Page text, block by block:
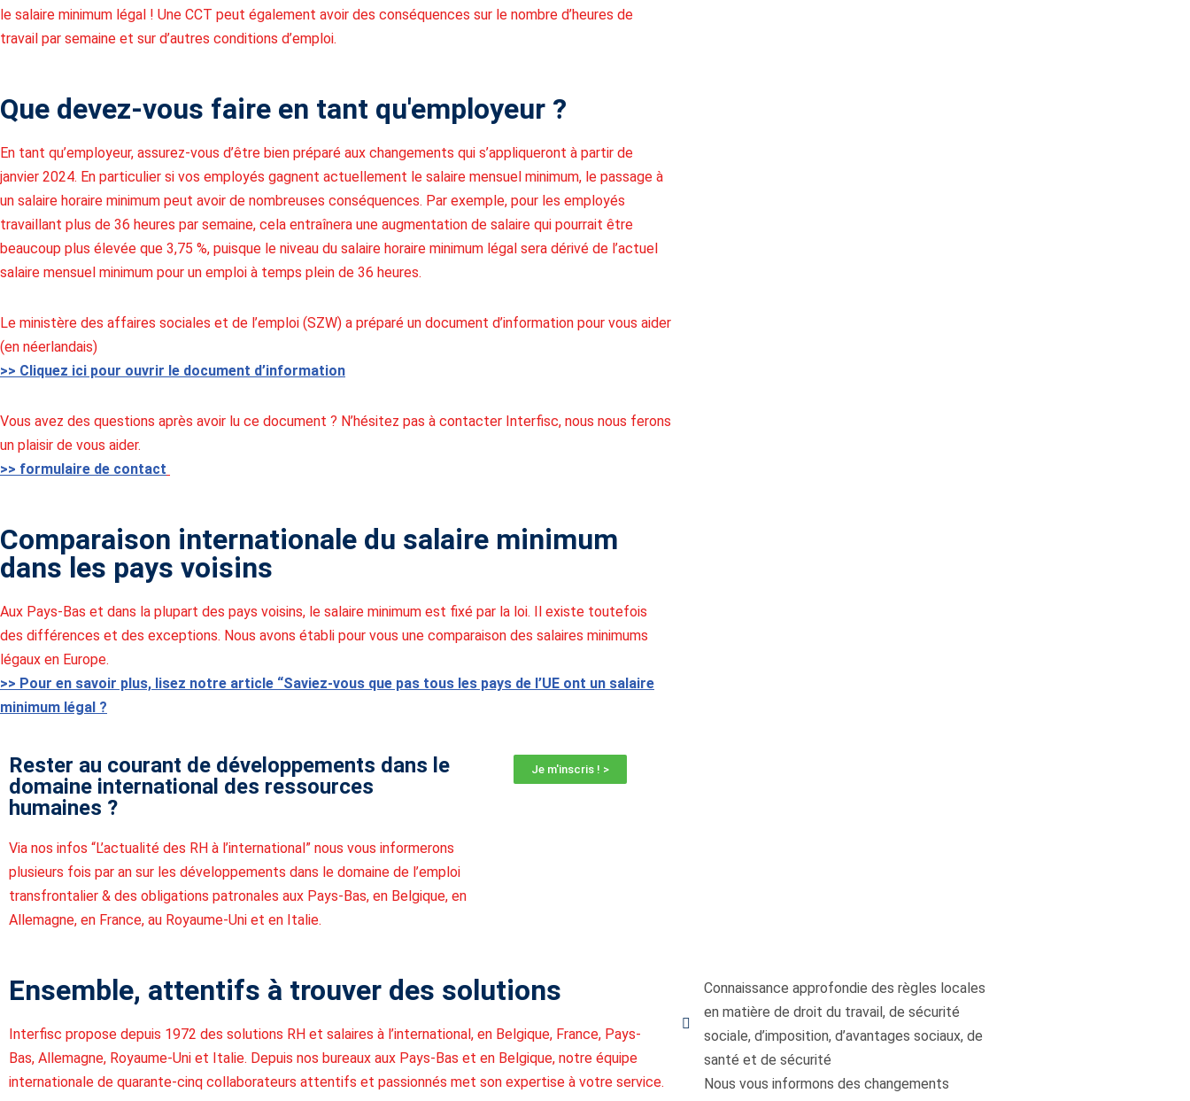
le salaire minimum légal ! Une CCT peut également avoir des conséquences sur le nombre d’heures de
travail par semaine et sur d’autres conditions d’emploi.
Que devez-vous faire en tant qu'employeur ?
En tant qu’employeur, assurez-vous d’être bien préparé aux changements qui s’appliqueront à partir de
janvier 2024. En particulier si vos employés gagnent actuellement le salaire mensuel minimum, le passage à
un salaire horaire minimum peut avoir de nombreuses conséquences. Par exemple, pour les employés
travaillant plus de 36 heures par semaine, cela entraînera une augmentation de salaire qui pourrait être
beaucoup plus élevée que 3,75 %, puisque le niveau du salaire horaire minimum légal sera dérivé de l’actuel
salaire mensuel minimum pour un emploi à temps plein de 36 heures.
Le ministère des affaires sociales et de l’emploi (SZW) a préparé un document d’information pour vous aider
(en néerlandais)
>> Cliquez ici pour ouvrir le document d’information
Vous avez des questions après avoir lu ce document ? N’hésitez pas à contacter Interfisc, nous nous ferons
un plaisir de vous aider.
>> formulaire de contact
Comparaison internationale du salaire minimum
dans les pays voisins
Aux Pays-Bas et dans la plupart des pays voisins, le salaire minimum est fixé par la loi. Il existe toutefois
des différences et des exceptions. Nous avons établi pour vous une comparaison des salaires minimums
légaux en Europe.
>> Pour en savoir plus, lisez notre article “Saviez-vous que pas tous les pays de l’UE ont un salaire
minimum légal ?
Rester au courant de développements dans le
domaine international des ressources
humaines ?
Via nos infos “L’actualité des RH à l’international” nous vous informerons
plusieurs fois par an sur les développements dans le domaine de l’emploi
transfrontalier & des obligations patronales aux Pays-Bas, en Belgique, en
Allemagne, en France, au Royaume-Uni et en Italie.
Je m'inscris ! >
Ensemble, attentifs à trouver des solutions
Interfisc propose depuis 1972 des solutions RH et salaires à l’international, en Belgique, France, Pays-
Bas, Allemagne, Royaume-Uni et Italie. Depuis nos bureaux aux Pays-Bas et en Belgique, notre équipe
internationale de quarante-cinq collaborateurs attentifs et passionnés met son expertise à votre service.
Connaissance approfondie des règles locales
en matière de droit du travail, de sécurité
sociale, d’imposition, d’avantages sociaux, de
santé et de sécurité
Nous vous informons des changements